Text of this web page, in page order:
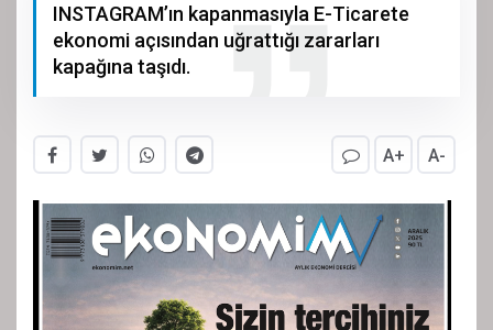
INSTAGRAM’ın kapanmasıyla E-Ticarete
ekonomi açısından uğrattığı zararları
kapağına taşıdı.
A+ A-